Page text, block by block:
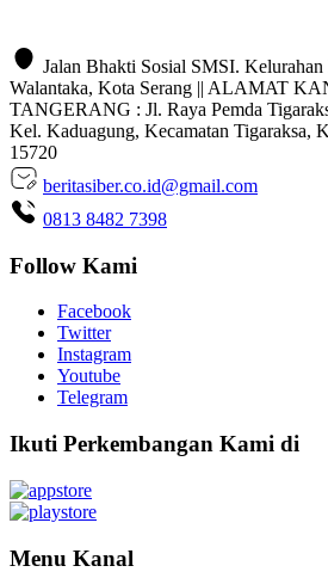
Jalan Bhakti Sosial SMSI.
Walantaka, Kota Serang || ALAMAT
TANGERANG : Jl. Raya Pemda
Kel. Kaduagung, Kecamatan Tigaraksa,
15720
beritasiber.co.id@gmail.com
0813 8482 7398
Follow Kami
Facebook
Twitter
Instagram
Youtube
Telegram
Ikuti Perkembangan Kami di
Menu Kanal